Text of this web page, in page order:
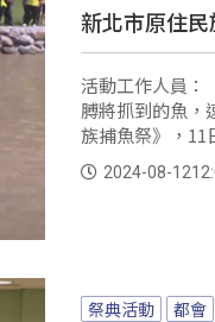
新北市原住
活動工作人員：「用網子
膊將抓到的魚，
族捕魚祭》，11
族人派出抓魚代
2024-08-12
祭典活動 都會